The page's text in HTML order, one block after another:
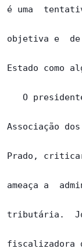
é uma
objetiva e  de
Estado como
O
Associação
Prado,
ameaça a
tributária.
fiscalizadora